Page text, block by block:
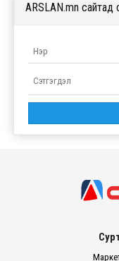
ARSLAN.mn сайтад